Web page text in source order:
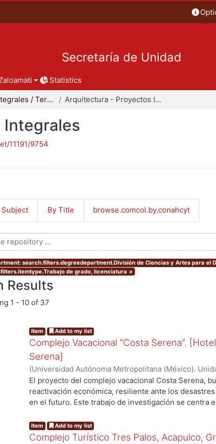
Secretaría de Unidad
Statistics
Proyectos Integrales / Terminales - Licenciatura Arquitectura - Proyectos Integrales
11191/9754
Subject By Title browse.comcol.by.conahcyt
search.filters.degreedepartment.División de Ciencias y Artes para el
de grado, licenciatura ×
Results
1 - 10 of 37
Item Add to my list
Complejo Vacacional “Costa Serena”.
Serena]
(Universidad Autónoma Metropolitana (México).
Bohorquez Cruz, Frida;Martínez Rojas, Arantza
El proyecto del complejo vacacional Costa Serena,
reactivación económica, resiliente ante los
en el futuro. Este trabajo de investigación se centra
arquitectónicos del proyecto hotelero, los cuales
proceso de diseño desarrollado a lo largo del
Item Add to my list
Complejo Turístico Tres Palos, Acapulco,